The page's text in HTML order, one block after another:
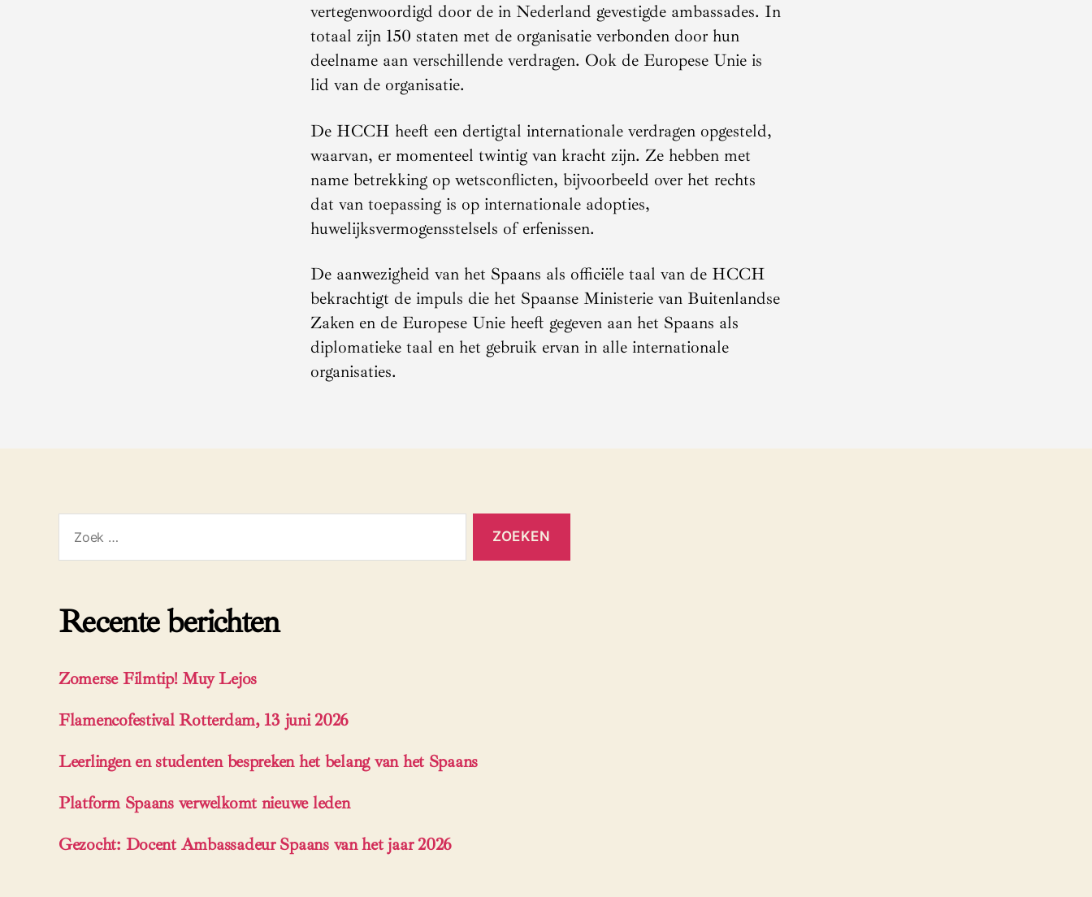
vertegenwoordigd door de in Nederland gevestigde ambassades. In
totaal zijn 150 staten met de organisatie verbonden door hun
deelname aan verschillende verdragen. Ook de Europese Unie is
lid van de organisatie.
De HCCH heeft een dertigtal internationale verdragen opgesteld,
waarvan, er momenteel twintig van kracht zijn. Ze hebben met
name betrekking op wetsconflicten, bijvoorbeeld over het rechts
dat van toepassing is op internationale adopties,
huwelijksvermogensstelsels of erfenissen.
De aanwezigheid van het Spaans als officiële taal van de HCCH
bekrachtigt de impuls die het Spaanse Ministerie van Buitenlandse
Zaken en de Europese Unie heeft gegeven aan het Spaans als
diplomatieke taal en het gebruik ervan in alle internationale
organisaties.
naar:
Recente berichten
Zomerse Filmtip! Muy Lejos
Flamencofestival Rotterdam, 13 juni 2026
Leerlingen en studenten bespreken het belang van het Spaans
Platform Spaans verwelkomt nieuwe leden
Gezocht: Docent Ambassadeur Spaans van het jaar 2026